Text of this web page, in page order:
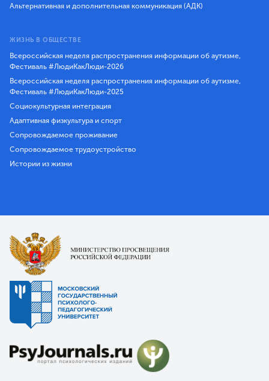
Альтернативная и дополнительная коммуникация (АДК)
ЖИЗНЬ В ОБЩЕСТВЕ
Всероссийская неделя распространения информации об аутизме,
Фестиваль #ЛюдиКакЛюди-2026
Всероссийская неделя распространения информации об аутизме,
Фестиваль #ЛюдиКакЛюди-2025
Социокультурная интеграция
Адаптивная физкультура и спорт
Сопровождаемое проживание
Сопровождаемое трудоустройство
Истории из жизни